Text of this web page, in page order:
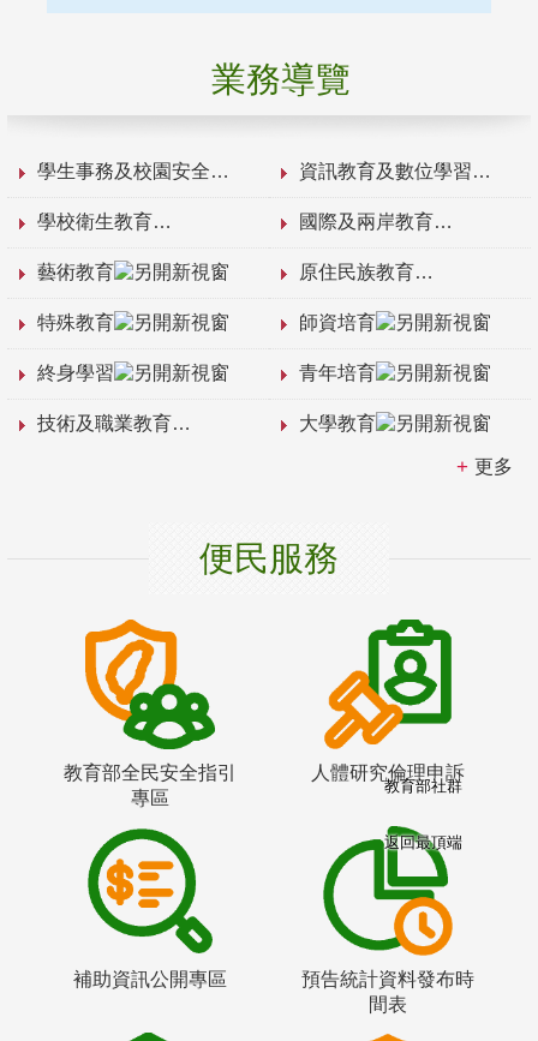
業務導覽
學生事務及校園安全 資訊教育及數位學習
學校衛生教育 國際及兩岸教育
藝術教育 原住民族教育
特殊教育 師資培育
終身學習 青年培育
技術及職業教育 大學教育
更多
便民服務
教育部全民安全指引
專區
人體研究倫理申訴
補助資訊公開專區
預告統計資料發布時
間表
教育部社群
返回最頂端